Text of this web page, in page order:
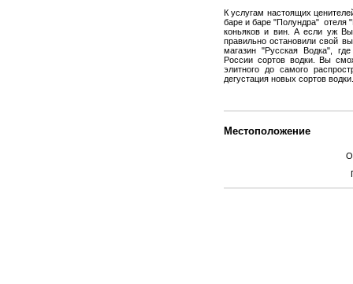
К услугам настоящих
баре и баре "Полундра" отеля
коньяков и вин. А если уж
правильно остановили свой
магазин "Русская Водка",
России сортов водки. Вы
элитного до самого
дегустация новых сортов водки.
Местоположение